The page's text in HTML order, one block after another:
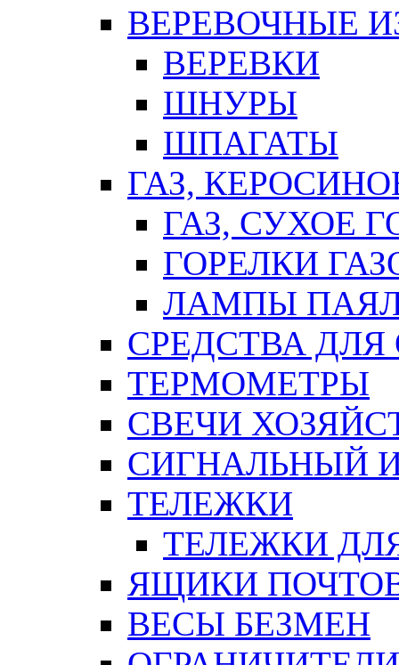
ВЕРЕВОЧНЫЕ
ВЕРЕВКИ
ШНУРЫ
ШПАГАТЫ
ГАЗ,
ГАЗ, СУХОЕ
ГОРЕЛКИ
ЛАМПЫ
СРЕДСТВА
ТЕРМОМЕТРЫ
СВЕЧИ
СИГНАЛЬНЫЙ
ТЕЛЕЖКИ
ТЕЛЕЖКИ
ЯЩИКИ
ВЕСЫ БЕЗМЕН